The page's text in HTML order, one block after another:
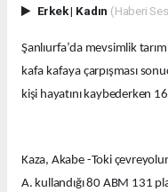
Erkek| Kadın (Haberi
Şanlıurfa’da mevsimlik
kafa kafaya çarpışması
kişi hayatını kaybederken
Kaza, Akabe -Toki
A. kullandığı 80 ABM 131